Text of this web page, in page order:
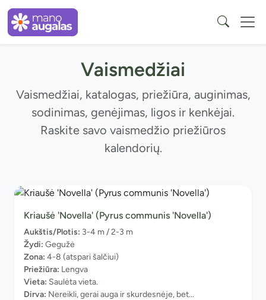
Vaismedžiai
Vaismedžiai, katalogas, priežiūra, auginimas,
sodinimas, genėjimas, ligos ir kenkėjai.
Raskite savo vaismedžio priežiūros
kalendorių.
Kriaušė 'Novella' (Pyrus communis 'Novella')
Aukštis/Plotis: 3-4 m / 2-3 m
Žydi: Gegužė
Zona: 4-8 (atspari šalčiui)
Priežiūra: Lengva
Vieta: Saulėta vieta.
Dirva: Nereikli, gerai auga ir skurdesnėje, bet...